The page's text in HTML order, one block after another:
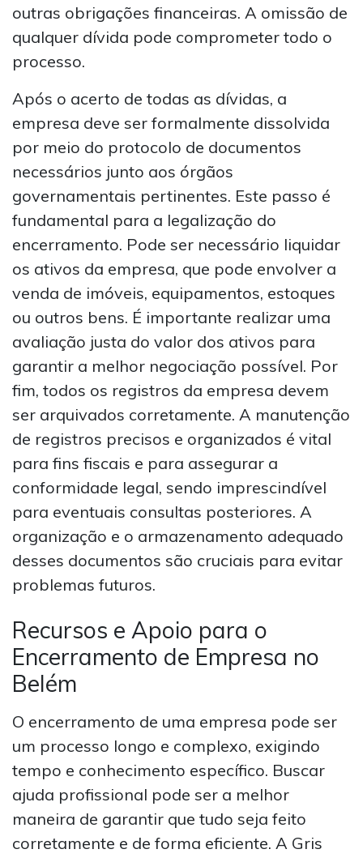
outras obrigações financeiras. A omissão de
qualquer dívida pode comprometer todo o
processo.
Após o acerto de todas as dívidas, a
empresa deve ser formalmente dissolvida
por meio do protocolo de documentos
necessários junto aos órgãos
governamentais pertinentes. Este passo é
fundamental para a legalização do
encerramento. Pode ser necessário liquidar
os ativos da empresa, que pode envolver a
venda de imóveis, equipamentos, estoques
ou outros bens. É importante realizar uma
avaliação justa do valor dos ativos para
garantir a melhor negociação possível. Por
fim, todos os registros da empresa devem
ser arquivados corretamente. A manutenção
de registros precisos e organizados é vital
para fins fiscais e para assegurar a
conformidade legal, sendo imprescindível
para eventuais consultas posteriores. A
organização e o armazenamento adequado
desses documentos são cruciais para evitar
problemas futuros.
Recursos e Apoio para o
Encerramento de Empresa no
Belém
O encerramento de uma empresa pode ser
um processo longo e complexo, exigindo
tempo e conhecimento específico. Buscar
ajuda profissional pode ser a melhor
maneira de garantir que tudo seja feito
corretamente e de forma eficiente. A Gris